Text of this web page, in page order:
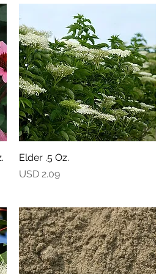
Vista rápida
Elder .5 Oz.
Precio
USD 2.09